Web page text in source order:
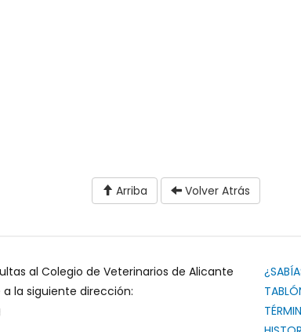
Arriba Volver Atrás
al Colegio de Veterinarios de Alicante
la siguiente dirección: